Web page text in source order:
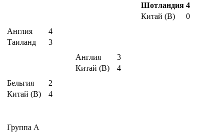
Шотландия 4
Китай (B)
0
Англия
4
Таиланд
3
Англия
3
Китай (B)
4
Бельгия
2
Китай (B)
4
Группа A